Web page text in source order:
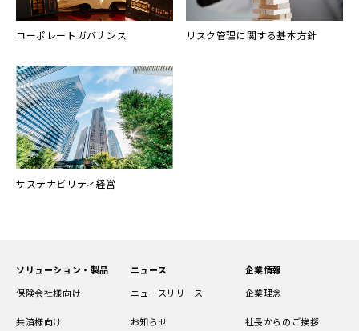
コーポレートガバナンス リスク管理に関する基本方針
サステナビリティ経営
ソリューション・製品
保険会社様向け
共済様向け
ニュース
ニュースリリース
お知らせ
企業情報
企業理念
社長からのご挨拶